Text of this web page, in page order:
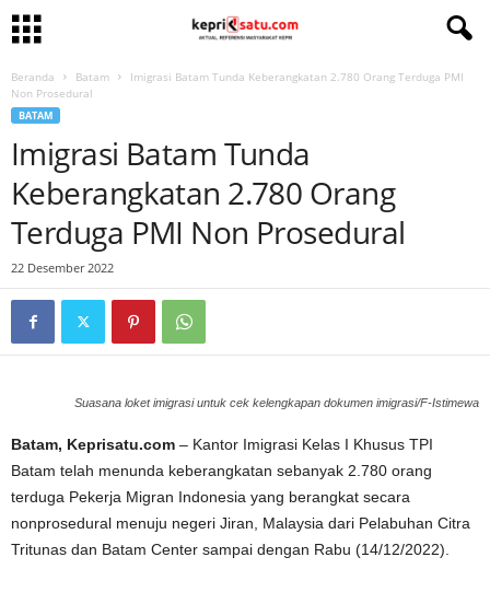
Beranda Batam
Imigrasi Batam Tunda Keberangkatan 2.780 Orang Terduga PMI
Non Prosedural
BATAM
Imigrasi Batam Tunda
Keberangkatan 2.780 Orang
Terduga PMI Non Prosedural
22 Desember 2022
Suasana loket imigrasi untuk cek kelengkapan dokumen imigrasi/F-Istimewa
Batam, Keprisatu.com – Kantor Imigrasi Kelas I Khusus TPI
Batam telah menunda keberangkatan sebanyak 2.780 orang
terduga Pekerja Migran Indonesia yang berangkat secara
nonprosedural menuju negeri Jiran, Malaysia dari Pelabuhan Citra
Tritunas dan Batam Center sampai dengan Rabu (14/12/2022).